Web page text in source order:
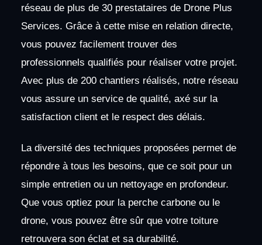
réseau de plus de 30 prestataires de Drone Plus
Services. Grâce à cette mise en relation directe,
vous pouvez facilement trouver des
professionnels qualifiés pour réaliser votre projet.
Avec plus de 200 chantiers réalisés, notre réseau
vous assure un service de qualité, axé sur la
satisfaction client et le respect des délais.
La diversité des techniques proposées permet de
répondre à tous les besoins, que ce soit pour un
simple entretien ou un nettoyage en profondeur.
Que vous optiez pour la perche carbone ou le
drone, vous pouvez être sûr que votre toiture
retrouvera son éclat et sa durabilité.